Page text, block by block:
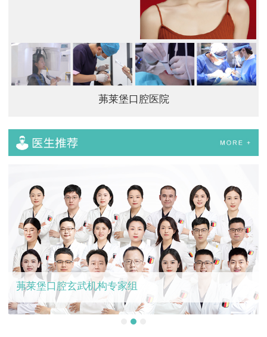
茀莱堡口腔医院
茀莱堡口腔玄武机构专家组